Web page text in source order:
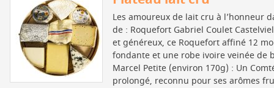
Les amoureux de lait cru à l’honneur
de : Roquefort Gabriel Coulet
et généreux, ce Roquefort affiné 12
fondante et une robe ivoire veinée de
Marcel Petite (environ 170g) : Un
prolongé, reconnu pour ses arômes